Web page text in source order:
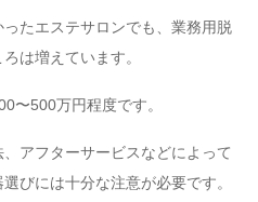
たエステサロンでも、業務用脱
は増えています。
〜500万円程度です。
アフターサービスなどによって
びには十分な注意が必要です。